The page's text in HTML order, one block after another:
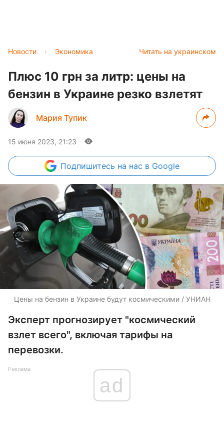
Читать на украинском
Новости › Экономика
Плюс 10 грн за литр: цены на
бензин в Украине резко взлетят
Мария Тупик
15 июня 2023, 21:23
Подпишитесь на нас в Google
Цены на бензин в Украине будут космическими / УНИАН
Эксперт прогнозирует "космический
взлет всего", включая тарифы на
перевозки.
Реклама
ad